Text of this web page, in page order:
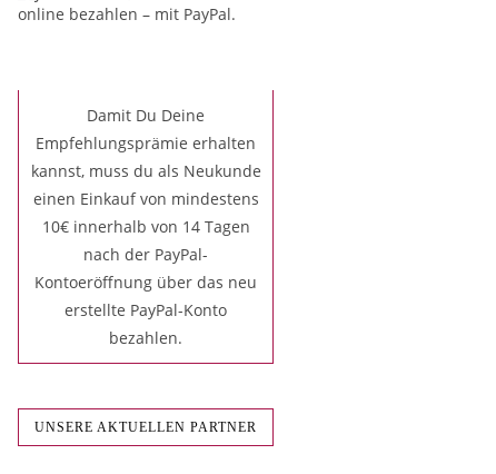
Damit Du Deine
Empfehlungsprämie erhalten
kannst, muss du als Neukunde
einen Einkauf von mindestens
10€ innerhalb von 14 Tagen
nach der PayPal-
Kontoeröffnung über das neu
erstellte PayPal-Konto
bezahlen.
UNSERE AKTUELLEN PARTNER